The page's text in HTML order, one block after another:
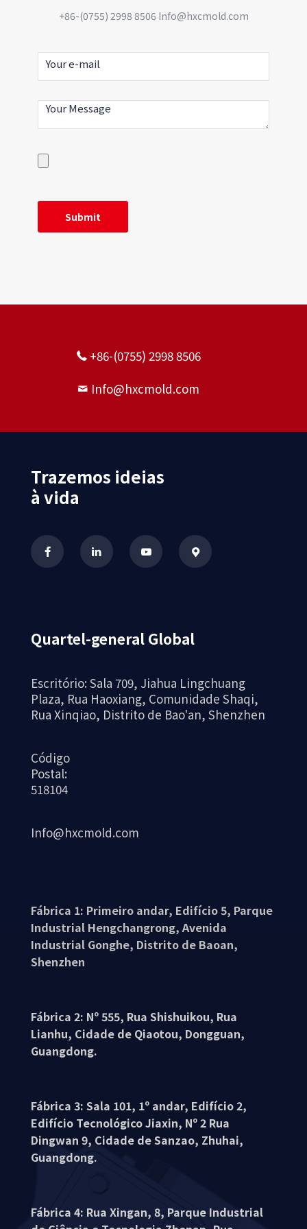
+86-(0755) 2998 8506 Info@hxcmold.com
+86-(0755) 2998 8506
Info@hxcmold.com
Trazemos ideias
à vida
Quartel-general Global
Escritório: Sala 709, Jiahua Lingchuang
Plaza, Rua Haoxiang, Comunidade Shaqi,
Rua Xinqiao, Distrito de Bao'an, Shenzhen
Código
Postal:
518104
Info@hxcmold.com
Fábrica 1: Primeiro andar, Edifício 5, Parque
Industrial Hengchangrong, Avenida
Industrial Gonghe, Distrito de Baoan,
Shenzhen
Fábrica 2: Nº 555, Rua Shishuikou, Rua
Lianhu, Cidade de Qiaotou, Dongguan,
Guangdong.
Fábrica 3: Sala 101, 1º andar, Edifício 2,
Edifício Tecnológico Jiaxin, Nº 2 Rua
Dingwan 9, Cidade de Sanzao, Zhuhai,
Guangdong.
Fábrica 4: Rua Xingan, 8, Parque Industrial